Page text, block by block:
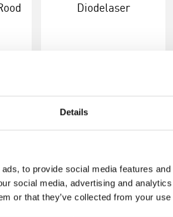
Details
to provide social media features
social media, advertising and
or that they’ve collected from your
Diodelaser